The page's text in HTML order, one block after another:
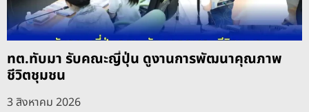
ทต.ทับมา รับคณะญี่ปุ่น ดูงานการพัฒนาคุณภาพ
ชีวิตชุมชน
3 สิงหาคม 2026